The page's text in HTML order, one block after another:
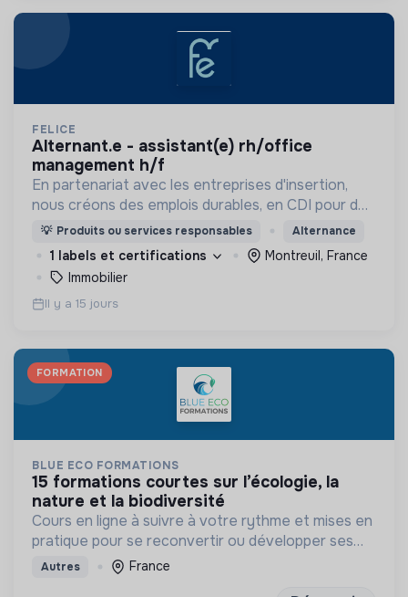
FELICE
alternant.e - assistant(e) rh/office
management h/f
En partenariat avec les entreprises d'insertion,
nous créons des emplois durables, en CDI pour des
personnes éloignées de l'emploi.
💡 Produits ou services responsables Alternance
1 labels et certifications
Montreuil, France
Immobilier
Il y a 15 jours
FORMATION
BLUE ECO FORMATIONS
15 formations courtes sur l’écologie, la
nature et la biodiversité
Cours en ligne à suivre à votre rythme et mises en
pratique pour se reconvertir ou développer ses
compétences
Autres France